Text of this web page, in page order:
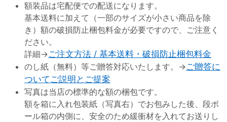
額装品は宅配便での配送になります。
基本送料に加えて（一部のサイズが小さい商品を除
き）額の破損防止梱包料金が必要ですので、ご注意く
ださい。
詳細→ご注文方法 / 基本送料・破損防止梱包料金
のし紙（無料）等ご贈答対応いたします。→ご贈答に
ついてご説明とご提案
写真は当店の標準的な額の梱包です。
額を箱に入れ包装紙（写真右）でお包みした後、段ボ
ール箱の内側に、安全のため緩衝材を入れてお送りし